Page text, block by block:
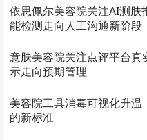
依思佩尔美容院关注AI测
能检测走向人工沟通新阶段
意肤美容院关注点评平台
示走向预期管理
美容院工具消毒可视化升
的新标准